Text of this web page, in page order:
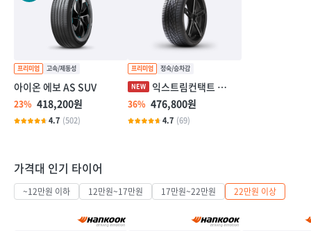
아이온 에보 AS SUV
23% 418,200원
4.7 (502)
익스트림컨택트 DWS06 플러스
36% 476,800원
4.7 (69)
가격대 인기 타이어
~12만원 이하 12만원~17만원 17만원~22만원 22만원 이상